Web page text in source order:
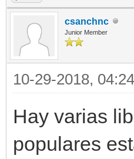
csanchnc
Junior Member
10-29-2018,
Hay varias
populares